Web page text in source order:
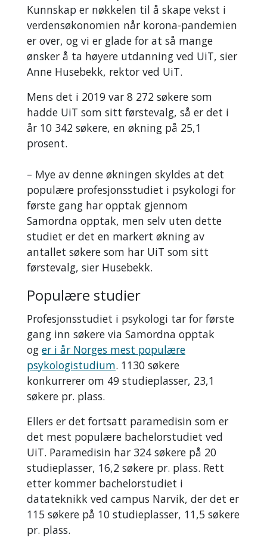
Kunnskap er nøkkelen til å skape vekst i
verdensøkonomien når korona-pandemien
er over, og vi er glade for at så mange
ønsker å ta høyere utdanning ved UiT, sier
Anne Husebekk, rektor ved UiT.
Mens det i 2019 var 8 272 søkere som
hadde UiT som sitt førstevalg, så er det i
år 10 342 søkere, en økning på 25,1
prosent.
– Mye av denne økningen skyldes at det
populære profesjonsstudiet i psykologi for
første gang har opptak gjennom
Samordna opptak, men selv uten dette
studiet er det en markert økning av
antallet søkere som har UiT som sitt
førstevalg, sier Husebekk.
Populære studier
Profesjonsstudiet i psykologi tar for første
gang inn søkere via Samordna opptak
og er i år Norges mest populære
psykologistudium. 1130 søkere
konkurrerer om 49 studieplasser, 23,1
søkere pr. plass.
Ellers er det fortsatt paramedisin som er
det mest populære bachelorstudiet ved
UiT. Paramedisin har 324 søkere på 20
studieplasser, 16,2 søkere pr. plass. Rett
etter kommer bachelorstudiet i
datateknikk ved campus Narvik, der det er
115 søkere på 10 studieplasser, 11,5 søkere
pr. plass.